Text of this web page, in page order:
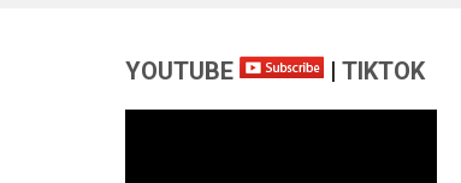
YOUTUBE | TIKTOK